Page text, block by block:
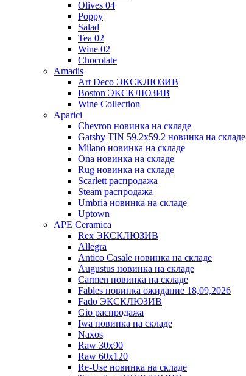
Olives 04
Poppy
Salad
Tea 02
Wine 02
Chocolate
Amadis
Art Deco ЭКСКЛЮЗИВ
Boston ЭКСКЛЮЗИВ
Wine Collection
Aparici
Chevron новинка на складе
Gatsby TIN 59.2x59.2 новинка на складе
Milano новинка на складе
Ona новинка на складе
Rug новинка на складе
Scarlett распродажа
Steam распродажа
Umbria новинка на складе
Uptown
APE Ceramica
Rex ЭКСКЛЮЗИВ
Allegra
Antico Casale новинка на складе
Augustus новинка на складе
Carmen новинка на складе
Fables новинка ожидание 18,09,2026
Fado ЭКСКЛЮЗИВ
Gio распродажа
Iwa новинка на складе
Naxos
Raw 30x90
Raw 60х120
Re-Use новинка на складе